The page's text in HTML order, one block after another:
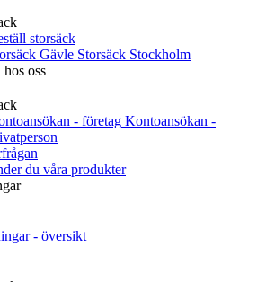
storsäck
Gävle Storsäck Stockholm
oss
- företag Kontoansökan -
du våra produkter
- översikt